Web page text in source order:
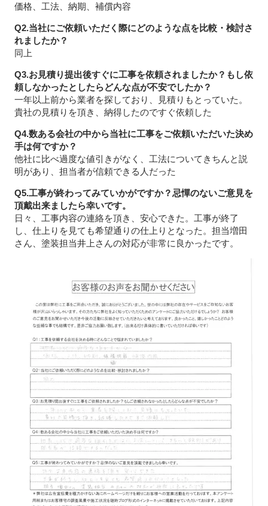
価格、工法、納期、補償内容
Q2.当社にご依頼いただく際にどのような点を比較・検討さ
れましたか？
同上
Q3.お見積り提出後すぐに工事を依頼されましたか？もし依
頼しなかったとしたらどんな点が不安でしたか？
一年以上前から業者を探しており、見積りもとっていた。
貴社の見積りを頂き、納得したのですぐ依頼した
Q4.数ある会社の中から当社に工事をご依頼いただいた決め
手は何ですか？
他社に比べ過度な値引きがなく、工法についてきちんと説
明があり、担当者が信頼できる人だった
Q5.工事が終わってみていかがですか？忌憚のないご意見を
頂戴出来ましたら幸いです。
日々、工事内容の連絡を頂き、安心できた。工事が終了
し、仕上りを見ても希望通りの仕上りとなった。担当増田
さん、塗装担当井上さんの対応が非常に良かったです。